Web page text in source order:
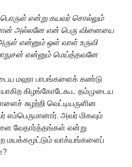
என்று கயவர் சொல்லும்
அல்லனே என் பெரு வினையை
என்னும் ஒள் வாள் உருவி
என்னும் மெய்த்தவனே
மஹா பாபங்களைக் கண்டு
கிழங்கோடேகூட தம்முடைய
சுழற்றி வெட்டியருளின
எம்பெருமானார். அவர் மிகவும்
வேதார்த்தங்கள் என்று
மயக்கமூட்டும் வாக்யங்களைப்